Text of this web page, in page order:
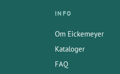
INFO
Om Eickemeyer
Kataloger
FAQ